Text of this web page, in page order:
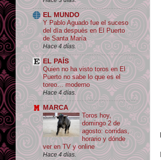
EL MUNDO
Y Pablo Aguado fue el suceso
del día después en El Puerto
de Santa María
Hace 4 días.
EL PAÍS
Quien no ha visto toros en El
Puerto no sabe lo que es el
toreo… moderno
Hace 4 días.
MARCA
Toros hoy,
domingo 2 de
agosto: corridas,
horario y dónde
ver en TV y online
Hace 4 días.